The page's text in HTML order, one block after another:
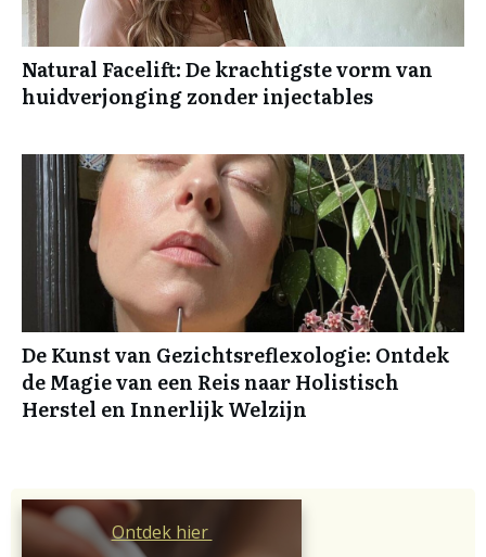
Natural Facelift: De krachtigste vorm van
huidverjonging zonder injectables
De Kunst van Gezichtsreflexologie: Ontdek
de Magie van een Reis naar Holistisch
Herstel en Innerlijk Welzijn
Ontdek hier